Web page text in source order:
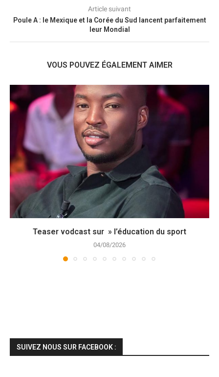
Article suivant
Poule A : le Mexique et la Corée du Sud lancent parfaitement
leur Mondial
VOUS POUVEZ ÉGALEMENT AIMER
Teaser vodcast sur » l’éducation du sport
04/08/2026
SUIVEZ NOUS SUR FACEBOOK :